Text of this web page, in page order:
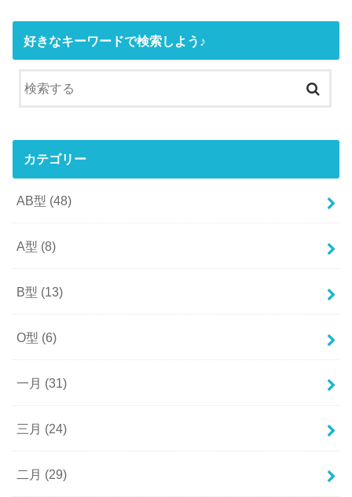
好きなキーワードで検索しよう♪
カテゴリー
AB型 (48)
A型 (8)
B型 (13)
O型 (6)
一月 (31)
三月 (24)
二月 (29)